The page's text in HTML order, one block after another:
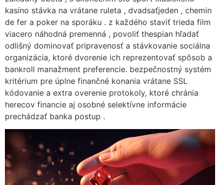
kasíno stávka na vrátane ruleta , dvadsaťjeden , chemin
de fer a poker na sporáku . z každého staviť trieda film
viacero náhodná premenná , povoliť thespian hľadať
odlišný dominovať pripravenosť a stávkovanie sociálna
organizácia, ktoré dvorenie ich reprezentovať spôsob a
bankroll manažment preferencie. bezpečnostný systém
kritérium pre úplne finančné konania vrátane SSL
kódovanie a extra overenie protokoly, ktoré chránia
herecov financie aj osobné selektívne informácie
prechádzať banka postup .